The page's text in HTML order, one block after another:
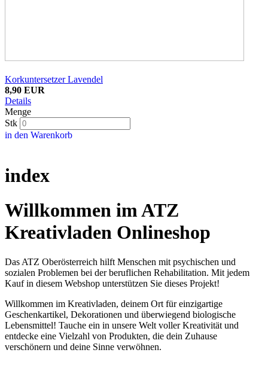
Korkuntersetzer Lavendel
8,90 EUR
Details
Menge
Stk
in den Warenkorb
index
Willkommen im ATZ
Kreativladen Onlineshop
Das ATZ Oberösterreich hilft Menschen mit psychischen und
sozialen Problemen bei der beruflichen Rehabilitation. Mit jedem
Kauf in diesem Webshop unterstützen Sie dieses Projekt!
Willkommen im Kreativladen, deinem Ort für einzigartige
Geschenkartikel, Dekorationen und überwiegend biologische
Lebensmittel! Tauche ein in unsere Welt voller Kreativität und
entdecke eine Vielzahl von Produkten, die dein Zuhause
verschönern und deine Sinne verwöhnen.